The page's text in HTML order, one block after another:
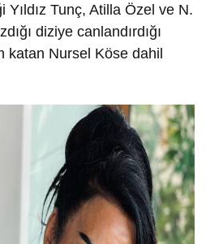
Yıldız Tunç, Atilla Özel ve N.
diziye canlandırdığı
katan Nursel Köse dahil